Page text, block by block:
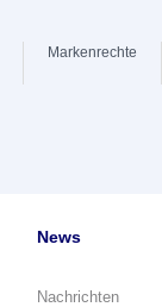
Markenrechte
News
Nachrichten